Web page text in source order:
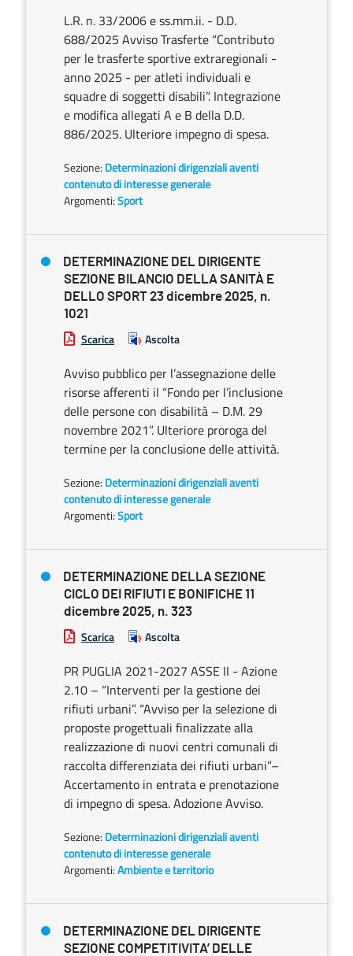
L.R. n. 33/2006 e ss.mm.ii. - D.D.
688/2025 Avviso Trasferte “Contributo
per le trasferte sportive extraregionali -
anno 2025 - per atleti individuali e
squadre di soggetti disabili”. Integrazione
e modifica allegati A e B della D.D.
886/2025. Ulteriore impegno di spesa.
Sezione: Determinazioni dirigenziali aventi
contenuto di interesse generale
Argomenti:Sport
DETERMINAZIONE DEL DIRIGENTE
SEZIONE BILANCIO DELLA SANITÀ E
DELLO SPORT 23 dicembre 2025, n.
1021
Scarica Ascolta
Avviso pubblico per l’assegnazione delle
risorse afferenti il “Fondo per l’inclusione
delle persone con disabilità – D.M. 29
novembre 2021”. Ulteriore proroga del
termine per la conclusione delle attività.
Sezione: Determinazioni dirigenziali aventi
contenuto di interesse generale
Argomenti:Sport
DETERMINAZIONE DELLA SEZIONE
CICLO DEI RIFIUTI E BONIFICHE 11
dicembre 2025, n. 323
Scarica Ascolta
PR PUGLIA 2021-2027 ASSE II - Azione
2.10 – “Interventi per la gestione dei
rifiuti urbani”. “Avviso per la selezione di
proposte progettuali finalizzate alla
realizzazione di nuovi centri comunali di
raccolta differenziata dei rifiuti urbani”–
Accertamento in entrata e prenotazione
di impegno di spesa. Adozione Avviso.
Sezione: Determinazioni dirigenziali aventi
contenuto di interesse generale
Argomenti:Ambiente e territorio
DETERMINAZIONE DEL DIRIGENTE
SEZIONE COMPETITIVITA’ DELLE